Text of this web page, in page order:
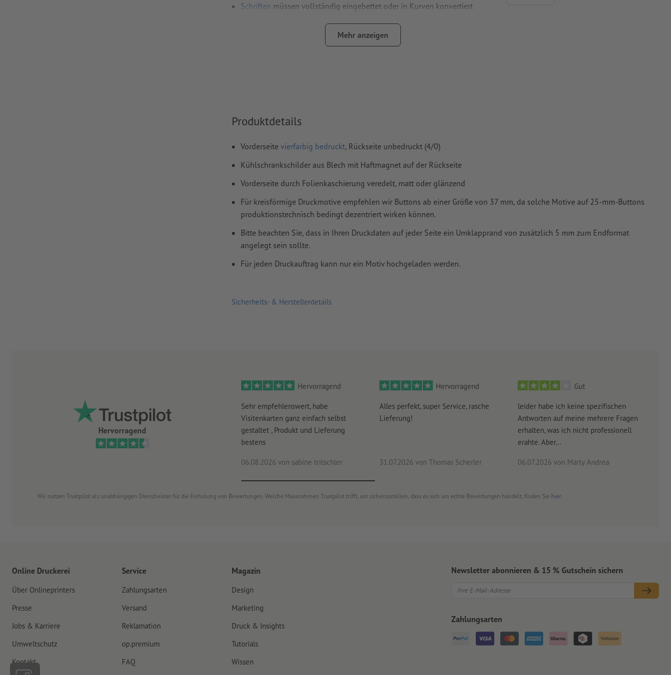
Schriften müssen vollständig eingebettet oder in Kurven konvertiert
CMYK, FOGRA51 (PSO Coated v3) für gestrichene Papiere,
FOGRA52 (PSO Uncoated v3 FOGRA52) für ungestrichene Papiere
Inhalte vonFormularfeldern
Wie lege ich Druckdaten richtig an?
Mehr anzeigen
Produktdetails
Vorderseite vierfarbig bedruckt, Rückseite unbedruckt (4/0)
Kühlschrankschilder aus Blech mit Haftmagnet auf der Rückseite
Vorderseite durch Folienkaschierung veredelt, matt oder glänzend
Für kreisförmige Druckmotive empfehlen wir Buttons ab einer Größe von 37 mm, da solche Motive auf 25-mm-Buttons
produktionstechnisch bedingt dezentriert wirken können.
Bitte beachten Sie, dass in Ihren Druckdaten auf jeder Seite ein Umklapprand von zusätzlich 5 mm zum Endformat
angelegt sein sollte.
Für jeden Druckauftrag kann nur ein Motiv hochgeladen werden.
Sicherheits- & Herstellerdetails
Hervorragend
Hervorragend
Sehr empfehlenswert, habe
Visitenkarten ganz einfach selbst
gestaltet , Produkt und Lieferung
bestens
06.08.2026 von sabine tritschler
Hervorragend
Alles perfekt, super Service, rasche
Lieferung!
31.07.2026 von Thomas Scherler
Gut
leider habe ich keine spezifischen
Antworten auf meine mehrere Fragen
erhalten, was ich nicht professionell
erahte. Aber...
06.07.2026 von Marty Andrea
Wir nutzen Trustpilot als unabhängigen Dienstleister für die Einholung von Bewertungen. Welche Massnahmen Trustpilot trifft, um sicherzustellen, dass es sich um echte Bewertungen handelt, finden Sie hier.
Online Druckerei
Über Onlineprinters
Presse
Jobs & Karriere
Umweltschutz
Kontakt
Service
Zahlungsarten
Versand
Reklamation
op.premium
FAQ
Magazin
Design
Marketing
Druck & Insights
Tutorials
Wissen
Newsletter abonnieren & 15 % Gutschein sichern
Zahlungsarten
Vorkasse